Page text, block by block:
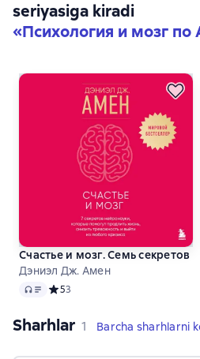
seriyasiga kiradi
«Психология и мозг по
Счастье и мозг. Семь секретов
Дэниэл Дж. Амен
Audio Средний рейтинг 5 на основе 3
53
Sharhlar 1 sharh
1 Barcha sharhlarni